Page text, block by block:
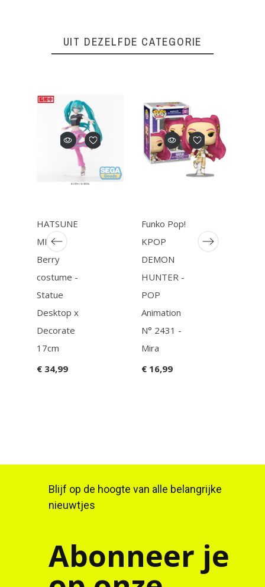
UIT DEZELFDE CATEGORIE
HATSUNE
MIKU -
Berry
costume -
Statue
Desktop x
Decorate
17cm
€ 34,99
Funko Pop!
KPOP
DEMON
HUNTER -
POP
Animation
N° 2431 -
Mira
€ 16,99
Blijf op de hoogte van alle belangrijke
nieuwtjes
Abonneer je